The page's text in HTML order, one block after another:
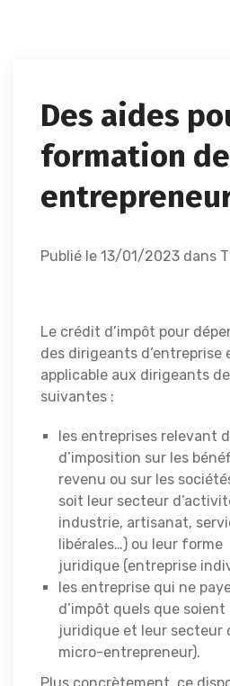
Des aides
formation
Publié le 13/01/2023 dans
Le crédit d’impôt pour
des dirigeants
applicable aux dirigeants
suivantes :
les entreprises relevant
d’imposition sur les
revenu ou sur les
soit leur secteur
industrie, artisanat,
libérales…) ou leur forme
juridique (entreprise
les entreprise qui ne
d’impôt quels que
juridique et leur secteur
micro-entrepreneur).